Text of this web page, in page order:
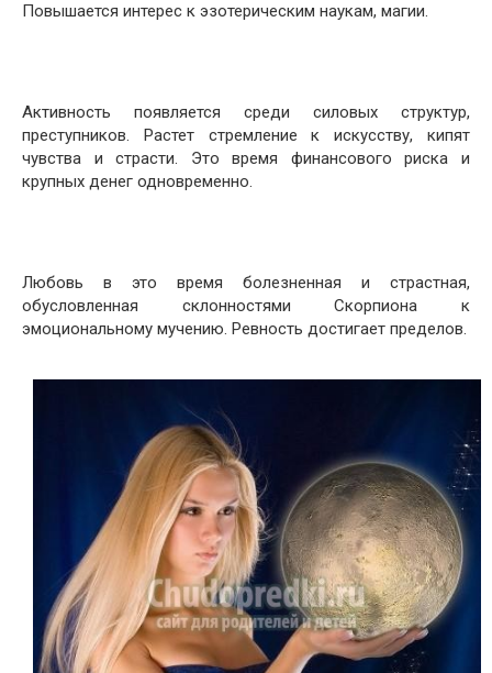
Повышается интерес к эзотерическим наукам, магии.
Активность появляется среди силовых структур,
преступников. Растет стремление к искусству, кипят
чувства и страсти. Это время финансового риска и
крупных денег одновременно.
Любовь в это время болезненная и страстная,
обусловленная склонностями Скорпиона к
эмоциональному мучению. Ревность достигает пределов.